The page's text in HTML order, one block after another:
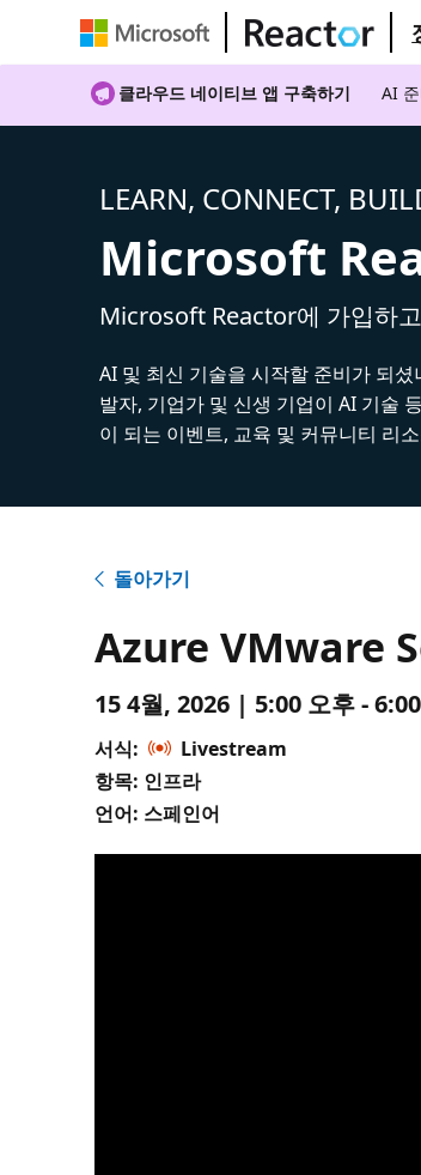
클라우드 네이티브 앱 구축하기 AI
LEARN, CONNECT,
Microsoft
Microsoft Reactor에 가입하
AI 및 최신 기술을 시작할 준비가 되
발자, 기업가 및 신생 기업이 AI 기술
이 되는 이벤트, 교육 및 커뮤니티 리
돌아가기
Azure VMware
15 4월, 2026 | 5:00 오후 -
서식:
Livestream
항목: 인프라
언어: 스페인어